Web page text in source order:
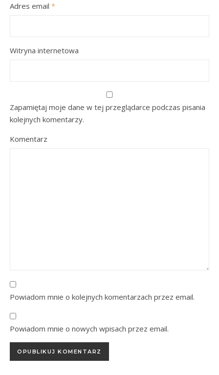
Adres email *
Witryna internetowa
Zapamiętaj moje dane w tej przeglądarce podczas pisania
kolejnych komentarzy.
Komentarz
Powiadom mnie o kolejnych komentarzach przez email.
Powiadom mnie o nowych wpisach przez email.